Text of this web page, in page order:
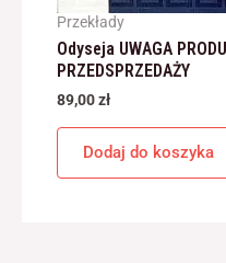
Przekłady
Odyseja UWAGA
PRZEDSPRZEDAŻY
89,00zł
Dodaj do koszyka